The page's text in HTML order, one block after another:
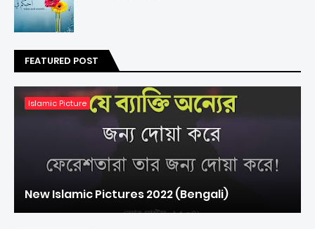
FEATURED POST
Islamic Picture
New Islamic Pictures 2022 (Bengali)